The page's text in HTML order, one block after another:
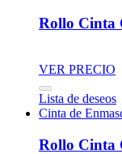
Rollo Cinta
VER PRECIO
Lista de deseos
Cinta de
Rollo Cinta